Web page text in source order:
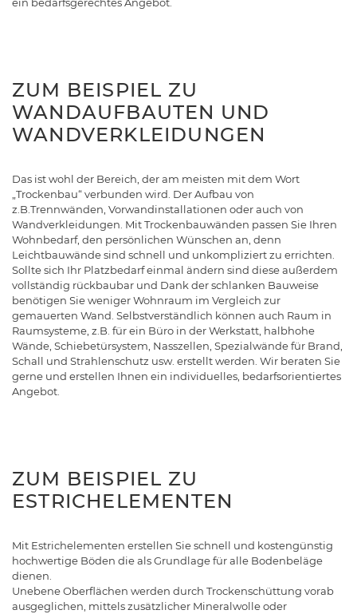
ein bedarfsgerechtes Angebot.
ZUM BEISPIEL ZU
WANDAUFBAUTEN UND
WANDVERKLEIDUNGEN
Das ist wohl der Bereich, der am meisten mit dem Wort
„Trockenbau“ verbunden wird. Der Aufbau von
z.B.Trennwänden, Vorwandinstallationen oder auch von
Wandverkleidungen. Mit Trockenbauwänden passen Sie Ihren
Wohnbedarf, den persönlichen Wünschen an, denn
Leichtbauwände sind schnell und unkompliziert zu errichten.
Sollte sich Ihr Platzbedarf einmal ändern sind diese außerdem
vollständig rückbaubar und Dank der schlanken Bauweise
benötigen Sie weniger Wohnraum im Vergleich zur
gemauerten Wand. Selbstverständlich können auch Raum in
Raumsysteme, z.B. für ein Büro in der Werkstatt, halbhohe
Wände, Schiebetürsystem, Nasszellen, Spezialwände für Brand,
Schall und Strahlenschutz usw. erstellt werden. Wir beraten Sie
gerne und erstellen Ihnen ein individuelles, bedarfsorientiertes
Angebot.
ZUM BEISPIEL ZU
ESTRICHELEMENTEN
Mit Estrichelementen erstellen Sie schnell und kostengünstig
hochwertige Böden die als Grundlage für alle Bodenbeläge
dienen.
Unebene Oberflächen werden durch Trockenschüttung vorab
ausgeglichen, mittels zusätzlicher Mineralwolle oder